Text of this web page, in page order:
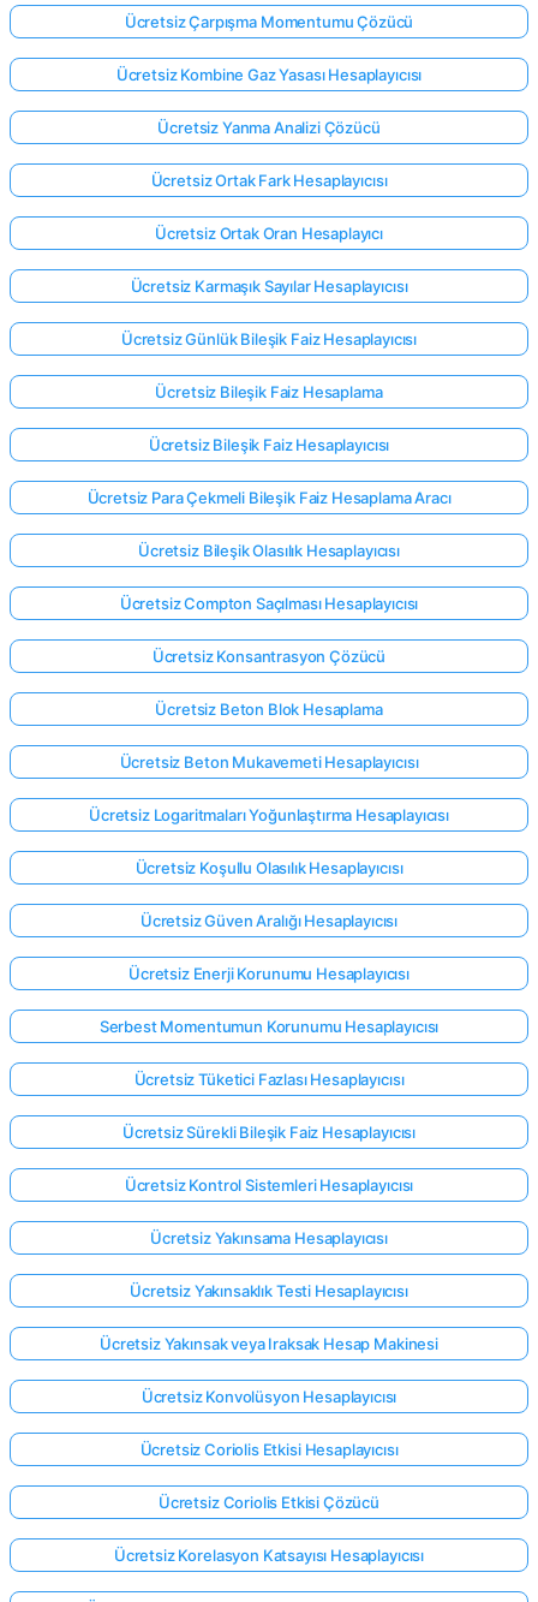
Ücretsiz Çarpışma Momentumu Çözücü
Ücretsiz Kombine Gaz Yasası Hesaplayıcısı
Ücretsiz Yanma Analizi Çözücü
Ücretsiz Ortak Fark Hesaplayıcısı
Ücretsiz Ortak Oran Hesaplayıcı
Ücretsiz Karmaşık Sayılar Hesaplayıcısı
Ücretsiz Günlük Bileşik Faiz Hesaplayıcısı
Ücretsiz Bileşik Faiz Hesaplama
Ücretsiz Bileşik Faiz Hesaplayıcısı
Ücretsiz Para Çekmeli Bileşik Faiz Hesaplama Aracı
Ücretsiz Bileşik Olasılık Hesaplayıcısı
Ücretsiz Compton Saçılması Hesaplayıcısı
Ücretsiz Konsantrasyon Çözücü
Ücretsiz Beton Blok Hesaplama
Ücretsiz Beton Mukavemeti Hesaplayıcısı
Ücretsiz Logaritmaları Yoğunlaştırma Hesaplayıcısı
Ücretsiz Koşullu Olasılık Hesaplayıcısı
Ücretsiz Güven Aralığı Hesaplayıcısı
Ücretsiz Enerji Korunumu Hesaplayıcısı
Serbest Momentumun Korunumu Hesaplayıcısı
Ücretsiz Tüketici Fazlası Hesaplayıcısı
Ücretsiz Sürekli Bileşik Faiz Hesaplayıcısı
Ücretsiz Kontrol Sistemleri Hesaplayıcısı
Ücretsiz Yakınsama Hesaplayıcısı
Ücretsiz Yakınsaklık Testi Hesaplayıcısı
Ücretsiz Yakınsak veya Iraksak Hesap Makinesi
Ücretsiz Konvolüsyon Hesaplayıcısı
Ücretsiz Coriolis Etkisi Hesaplayıcısı
Ücretsiz Coriolis Etkisi Çözücü
Ücretsiz Korelasyon Katsayısı Hesaplayıcısı